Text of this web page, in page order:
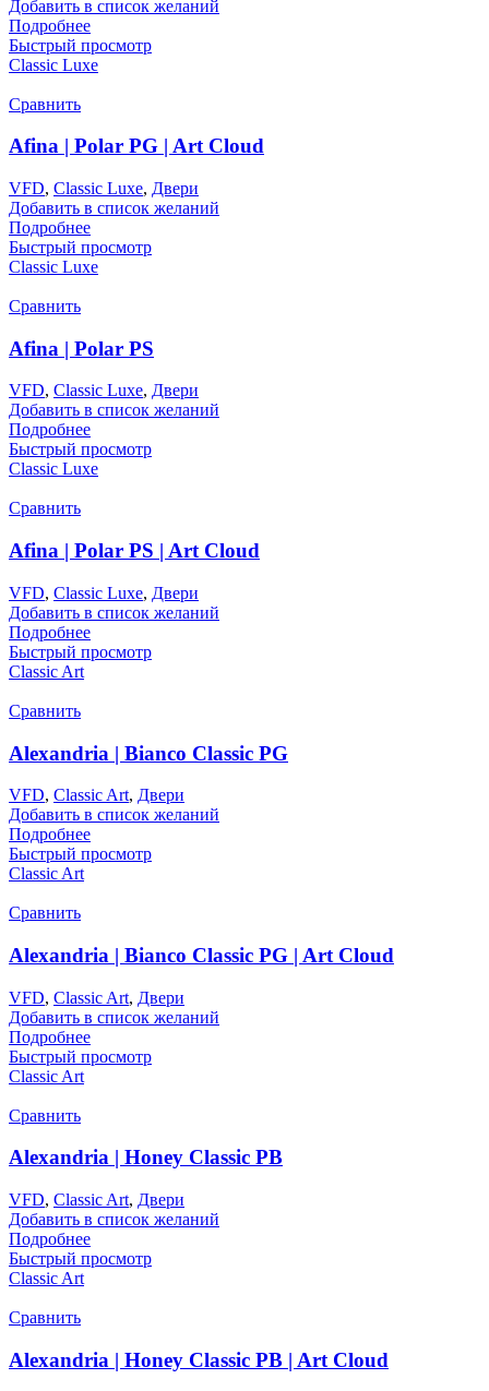
Добавить в список желаний
Подробнее
Быстрый просмотр
Classic Luxe
Сравнить
Afina | Polar PG | Art Cloud
VFD, Classic Luxe, Двери
Добавить в список желаний
Подробнее
Быстрый просмотр
Classic Luxe
Сравнить
Afina | Polar PS
VFD, Classic Luxe, Двери
Добавить в список желаний
Подробнее
Быстрый просмотр
Classic Luxe
Сравнить
Afina | Polar PS | Art Cloud
VFD, Classic Luxe, Двери
Добавить в список желаний
Подробнее
Быстрый просмотр
Classic Art
Сравнить
Alexandria | Bianco Classic PG
VFD, Classic Art, Двери
Добавить в список желаний
Подробнее
Быстрый просмотр
Classic Art
Сравнить
Alexandria | Bianco Classic PG | Art Cloud
VFD, Classic Art, Двери
Добавить в список желаний
Подробнее
Быстрый просмотр
Classic Art
Сравнить
Alexandria | Honey Classic PB
VFD, Classic Art, Двери
Добавить в список желаний
Подробнее
Быстрый просмотр
Classic Art
Сравнить
Alexandria | Honey Classic PB | Art Cloud